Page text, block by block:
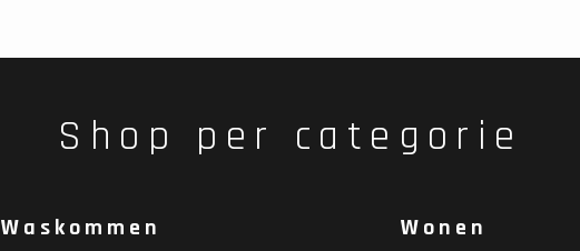
Shop per categorie
Waskommen Wonen